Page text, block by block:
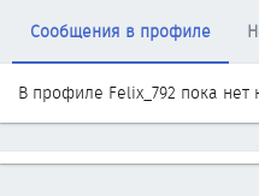
Сообщения в профиле
В профиле Felix_792 пока